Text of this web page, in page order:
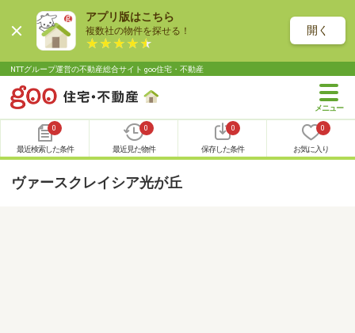
アプリ版はこちら
複数社の物件を探せる！ 開く
NTTグループ運営の不動産総合サイト goo住宅・不動産
0
最近検索した条件
0
最近見た物件
0
保存した条件
0
お気に入り
ヴァースクレイシア光が丘